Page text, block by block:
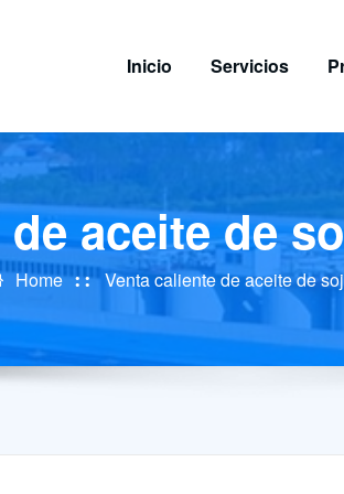
Inicio Servicios
aceite de
Home Venta caliente de aceite de